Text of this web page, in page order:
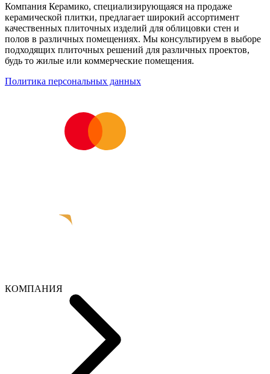
Компания Керамико, специализирующаяся на продаже
керамической плитки, предлагает широкий ассортимент
качественных плиточных изделий для облицовки стен и
полов в различных помещениях. Мы консультируем в выборе
подходящих плиточных решений для различных проектов,
будь то жилые или коммерческие помещения.
Политика персональных данных
КОМПАНИЯ